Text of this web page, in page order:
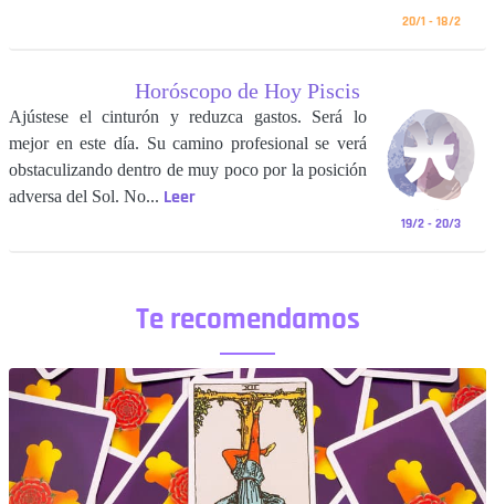
20/1 - 18/2
Horóscopo de Hoy Piscis
19/2 - 20/3
Ajústese el cinturón y reduzca gastos. Será lo
mejor en este día. Su camino profesional se verá
obstaculizando dentro de muy poco por la posición
adversa del Sol. No... Leer
Te recomendamos